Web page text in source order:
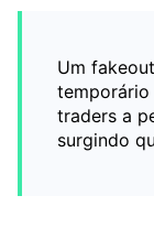
Um
temporário
traders a
surgindo